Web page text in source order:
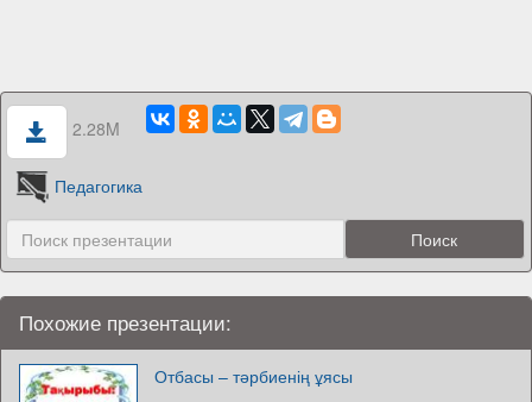
2.28M
Педагогика
Похожие презентации:
Отбасы – тәрбиенің ұясы